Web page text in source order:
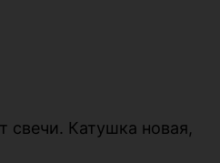
свечи. Катушка новая,